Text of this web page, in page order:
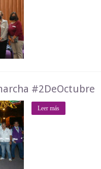
#2DeOctubre
Leer más